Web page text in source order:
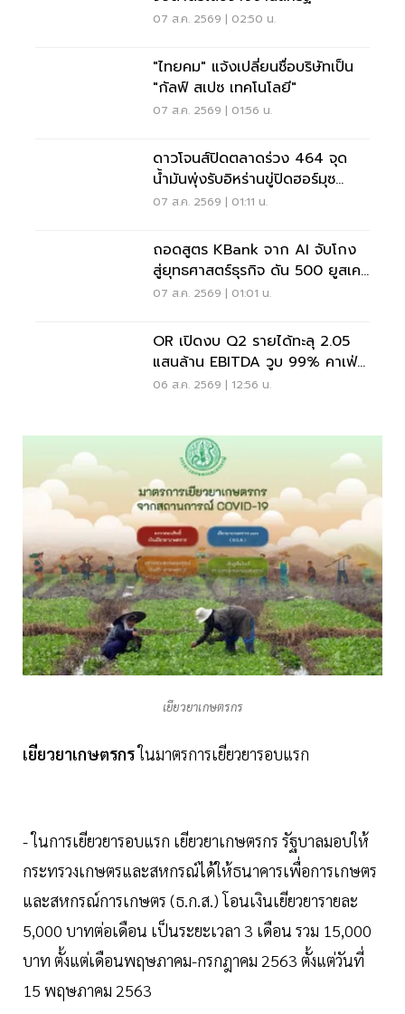
07 ส.ค. 2569 | 02:50 น.
"ไทยคม" แจ้งเปลี่ยนชื่อบริษัทเป็น
"กัลฟ์ สเปซ เทคโนโลยี"
07 ส.ค. 2569 | 01:56 น.
ดาวโจนส์ปิดตลาดร่วง 464 จุด
น้ำมันพุ่งรับอิหร่านขู่ปิดฮอร์มุซ
จับตาเฟดขึ้นดอกเบี้ย
07 ส.ค. 2569 | 01:11 น.
ถอดสูตร KBank จาก AI จับโกง
สู่ยุทธศาสตร์ธุรกิจ ดัน 500 ยูสเคส
ใช้จริง
07 ส.ค. 2569 | 01:01 น.
OR เปิดงบ Q2 รายได้ทะลุ 2.05
แสนล้าน EBITDA วูบ 99% คาเฟ่อ
เมซอนขายนิวไฮ 117 ล้านแก้ว
06 ส.ค. 2569 | 12:56 น.
เยียวยาเกษตรกร
เยียวยาเกษตรกรในมาตรการเยียวยารอบแรก
- ในการเยียวยารอบแรก เยียวยาเกษตรกร รัฐบาลมอบให้
กระทรวงเกษตรและสหกรณ์ได้ให้ธนาคารเพื่อการเกษตร
และสหกรณ์การเกษตร (ธ.ก.ส.) โอนเงินเยียวยารายละ
5,000 บาทต่อเดือน เป็นระยะเวลา 3 เดือน รวม 15,000
บาท ตั้งแต่เดือนพฤษภาคม-กรกฎาคม 2563 ตั้งแต่วันที่
15 พฤษภาคม 2563